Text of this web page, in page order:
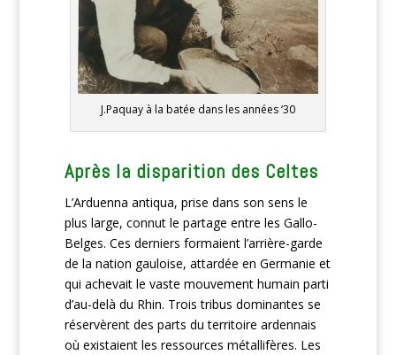
J.Paquay à la batée dans les années ‘30
Après la disparition des Celtes
L’Arduenna antiqua, prise dans son sens le
plus large, connut le partage entre les Gallo-
Belges. Ces derniers formaient l’arrière-garde
de la nation gauloise, attardée en Germanie et
qui achevait le vaste mouvement humain parti
d’au-delà du Rhin. Trois tribus dominantes se
réservèrent des parts du territoire ardennais
où existaient les ressources métallifères. Les